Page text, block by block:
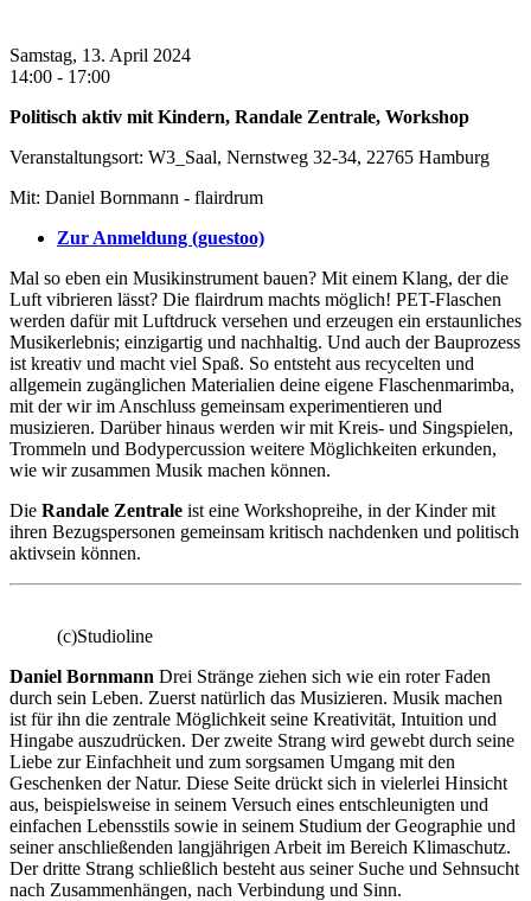
Samstag, 13. April 2024
14:00 - 17:00
Politisch aktiv mit Kindern, Randale Zentrale, Workshop
Veranstaltungsort: W3_Saal, Nernstweg 32-34, 22765 Hamburg
Mit: Daniel Bornmann - flairdrum
Zur Anmeldung (guestoo)
Mal so eben ein Musikinstrument bauen? Mit einem Klang, der die
Luft vibrieren lässt? Die flairdrum machts möglich! PET-Flaschen
werden dafür mit Luftdruck versehen und erzeugen ein erstaunliches
Musikerlebnis; einzigartig und nachhaltig. Und auch der Bauprozess
ist kreativ und macht viel Spaß. So entsteht aus recycelten und
allgemein zugänglichen Materialien deine eigene Flaschenmarimba,
mit der wir im Anschluss gemeinsam experimentieren und
musizieren. Darüber hinaus werden wir mit Kreis- und Singspielen,
Trommeln und Bodypercussion weitere Möglichkeiten erkunden,
wie wir zusammen Musik machen können.
Die Randale Zentrale ist eine Workshopreihe, in der Kinder mit
ihren Bezugspersonen gemeinsam kritisch nachdenken und politisch
aktivsein können.
(c)Studioline
Daniel Bornmann Drei Stränge ziehen sich wie ein roter Faden
durch sein Leben. Zuerst natürlich das Musizieren. Musik machen
ist für ihn die zentrale Möglichkeit seine Kreativität, Intuition und
Hingabe auszudrücken. Der zweite Strang wird gewebt durch seine
Liebe zur Einfachheit und zum sorgsamen Umgang mit den
Geschenken der Natur. Diese Seite drückt sich in vielerlei Hinsicht
aus, beispielsweise in seinem Versuch eines entschleunigten und
einfachen Lebensstils sowie in seinem Studium der Geographie und
seiner anschließenden langjährigen Arbeit im Bereich Klimaschutz.
Der dritte Strang schließlich besteht aus seiner Suche und Sehnsucht
nach Zusammenhängen, nach Verbindung und Sinn.